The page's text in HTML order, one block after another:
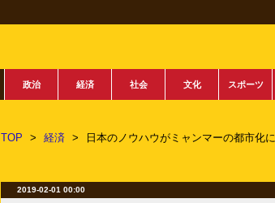
政治 経済 社会 文化 スポーツ
TOP > 経済 > 日本のノウハウがミャンマーの都市化
2019-02-01 00:00